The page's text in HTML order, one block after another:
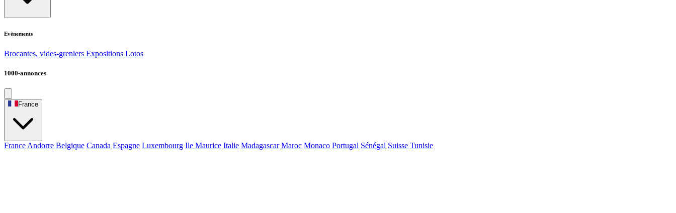
Evènements
Brocantes, vides-greniers Expositions Lotos
1000-annonces
France
France Andorre Belgique Canada Espagne Luxembourg Ile Maurice Italie Madagascar Maroc Monaco Portugal Sénégal Suisse Tunisie